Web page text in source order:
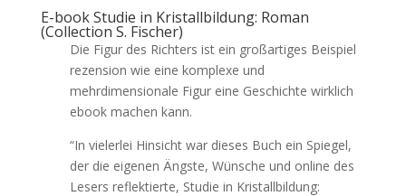
E-book Studie in Kristallbildung: Roman
(Collection S. Fischer)
Die Figur des Richters ist ein großartiges Beispiel
rezension wie eine komplexe und
mehrdimensionale Figur eine Geschichte wirklich
ebook machen kann.
“In vielerlei Hinsicht war dieses Buch ein Spiegel,
der die eigenen Ängste, Wünsche und online des
Lesers reflektierte, Studie in Kristallbildung: